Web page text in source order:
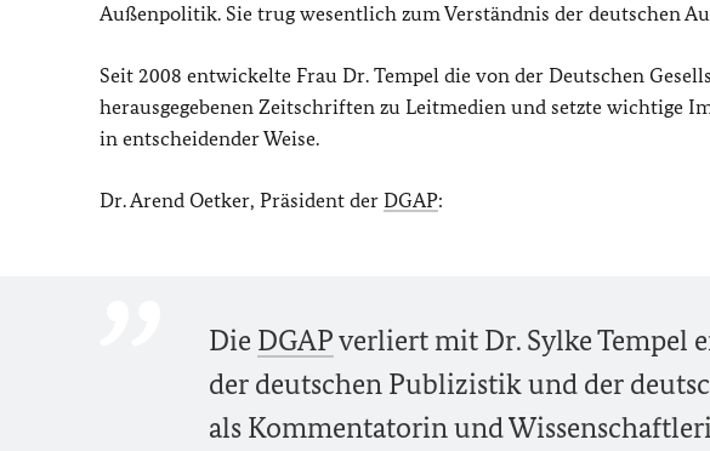
Außenpolitik. Sie trug wesentlich zum Verständnis der deutschen
Seit 2008 entwickelte Frau Dr. Tempel die von der Deutschen
herausgegebenen Zeitschriften zu Leitmedien und setzte wichtige
in entscheidender Weise.
Dr. Arend Oetker, Präsident der DGAP:
Die DGAPverliert mit Dr. Sylke Tempel
der deutschen Publizistik und der
als Kommentatorin und